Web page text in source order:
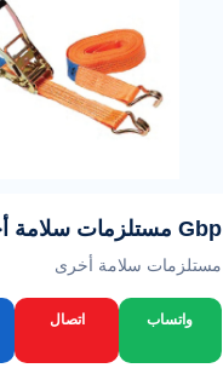
Gbp مستلزمات سلامة أخرى
مستلزمات سلامة أخرى
واتساب اتصال